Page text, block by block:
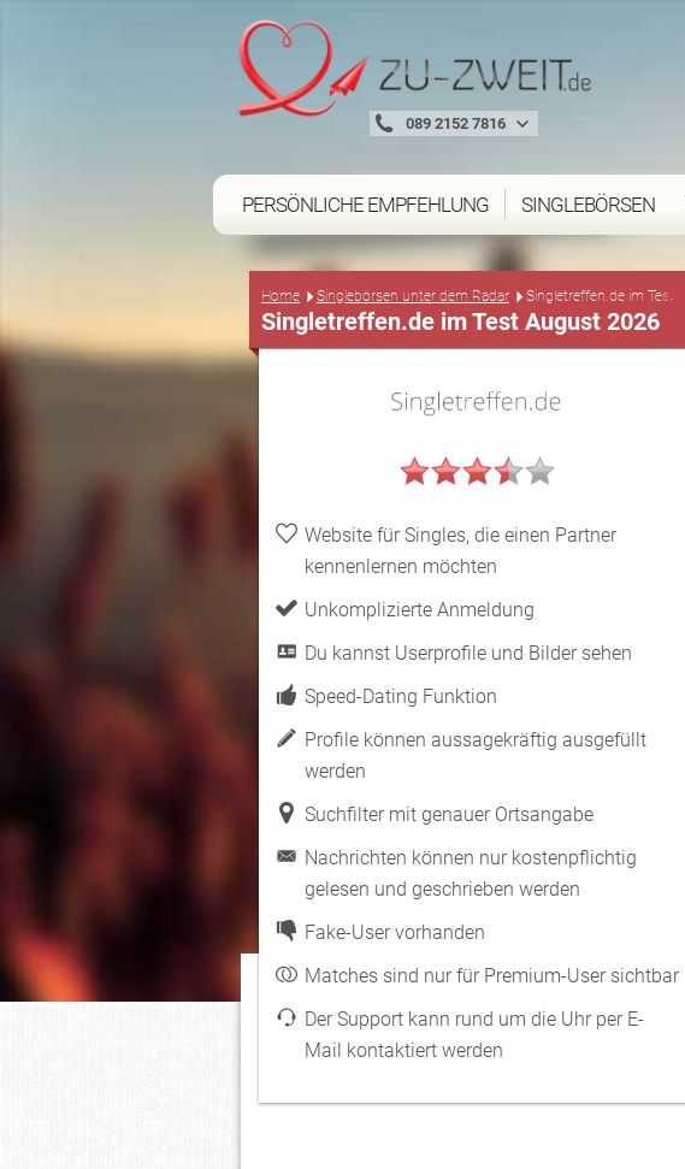
089 2152 7816
PERSÖNLICHE EMPFEHLUNG SINGLEBÖRSEN
Home Singlebörsen unter dem Radar Singletreffen.de im Test...
Singletreffen.de im Test August 2026
Website für Singles, die einen Partner
kennenlernen möchten
Unkomplizierte Anmeldung
Du kannst Userprofile und Bilder sehen
Speed-Dating Funktion
Profile können aussagekräftig ausgefüllt
werden
Suchfilter mit genauer Ortsangabe
Nachrichten können nur kostenpflichtig
gelesen und geschrieben werden
Fake-User vorhanden
Matches sind nur für Premium-User sichtbar
Der Support kann rund um die Uhr per E-
Mail kontaktiert werden